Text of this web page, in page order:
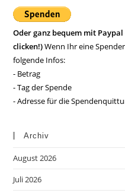
Oder ganz bequem mit
clicken!)Wenn Ihr eine
folgende Infos:
- Betrag
- Tag der Spende
- Adresse für die
Archiv
August 2026
Juli 2026